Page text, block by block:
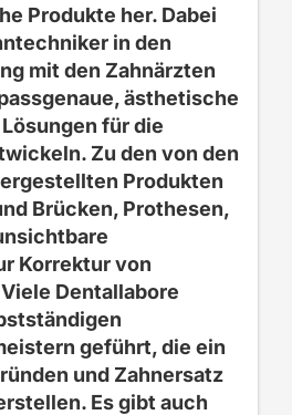
Produkte her. Dabei
in den
mit den Zahnärzten
ästhetische
für die
Zu den von den
Produkten
Brücken, Prothesen,
Korrektur von
Viele Dentallabore
geführt, die ein
und Zahnersatz
Es gibt auch